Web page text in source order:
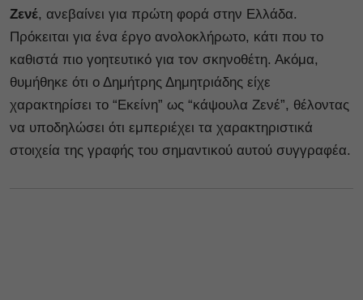
Ζενέ, ανεβαίνει για πρώτη φορά στην Ελλάδα.
Πρόκειται για ένα έργο ανολοκλήρωτο, κάτι που το
καθιστά πιο γοητευτικό για τον σκηνοθέτη. Ακόμα,
θυμήθηκε ότι ο Δημήτρης Δημητριάδης είχε
χαρακτηρίσει το “Εκείνη” ως “κάψουλα Ζενέ”, θέλοντας
να υποδηλώσει ότι εμπεριέχει τα χαρακτηριστικά
στοιχεία της γραφής του σημαντικού αυτού συγγραφέα.